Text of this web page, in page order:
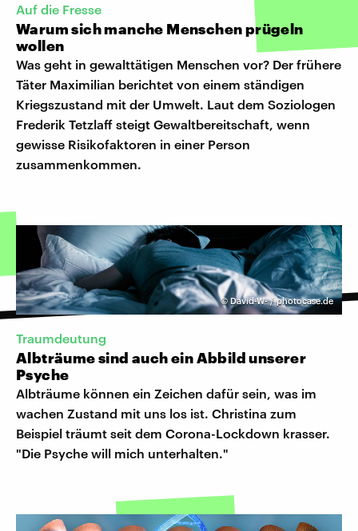
Auf die Fresse
Warum sich manche Menschen prügeln
wollen
Was geht in gewalttätigen Menschen vor? Der frühere
Täter Maximilian berichtet von einem ständigen
Kriegszustand mit der Umwelt. Laut dem Soziologen
Frederik Tetzlaff steigt Gewaltbereitschaft, wenn
gewisse Risikofaktoren in einer Person
zusammenkommen.
© David-W- / photocase.de
Traumdeutung
Albträume sind auch ein Abbild unserer
Psyche
Albträume können ein Zeichen dafür sein, was im
wachen Zustand mit uns los ist. Christina zum
Beispiel träumt seit dem Corona-Lockdown krasser.
"Die Psyche will mich unterhalten."